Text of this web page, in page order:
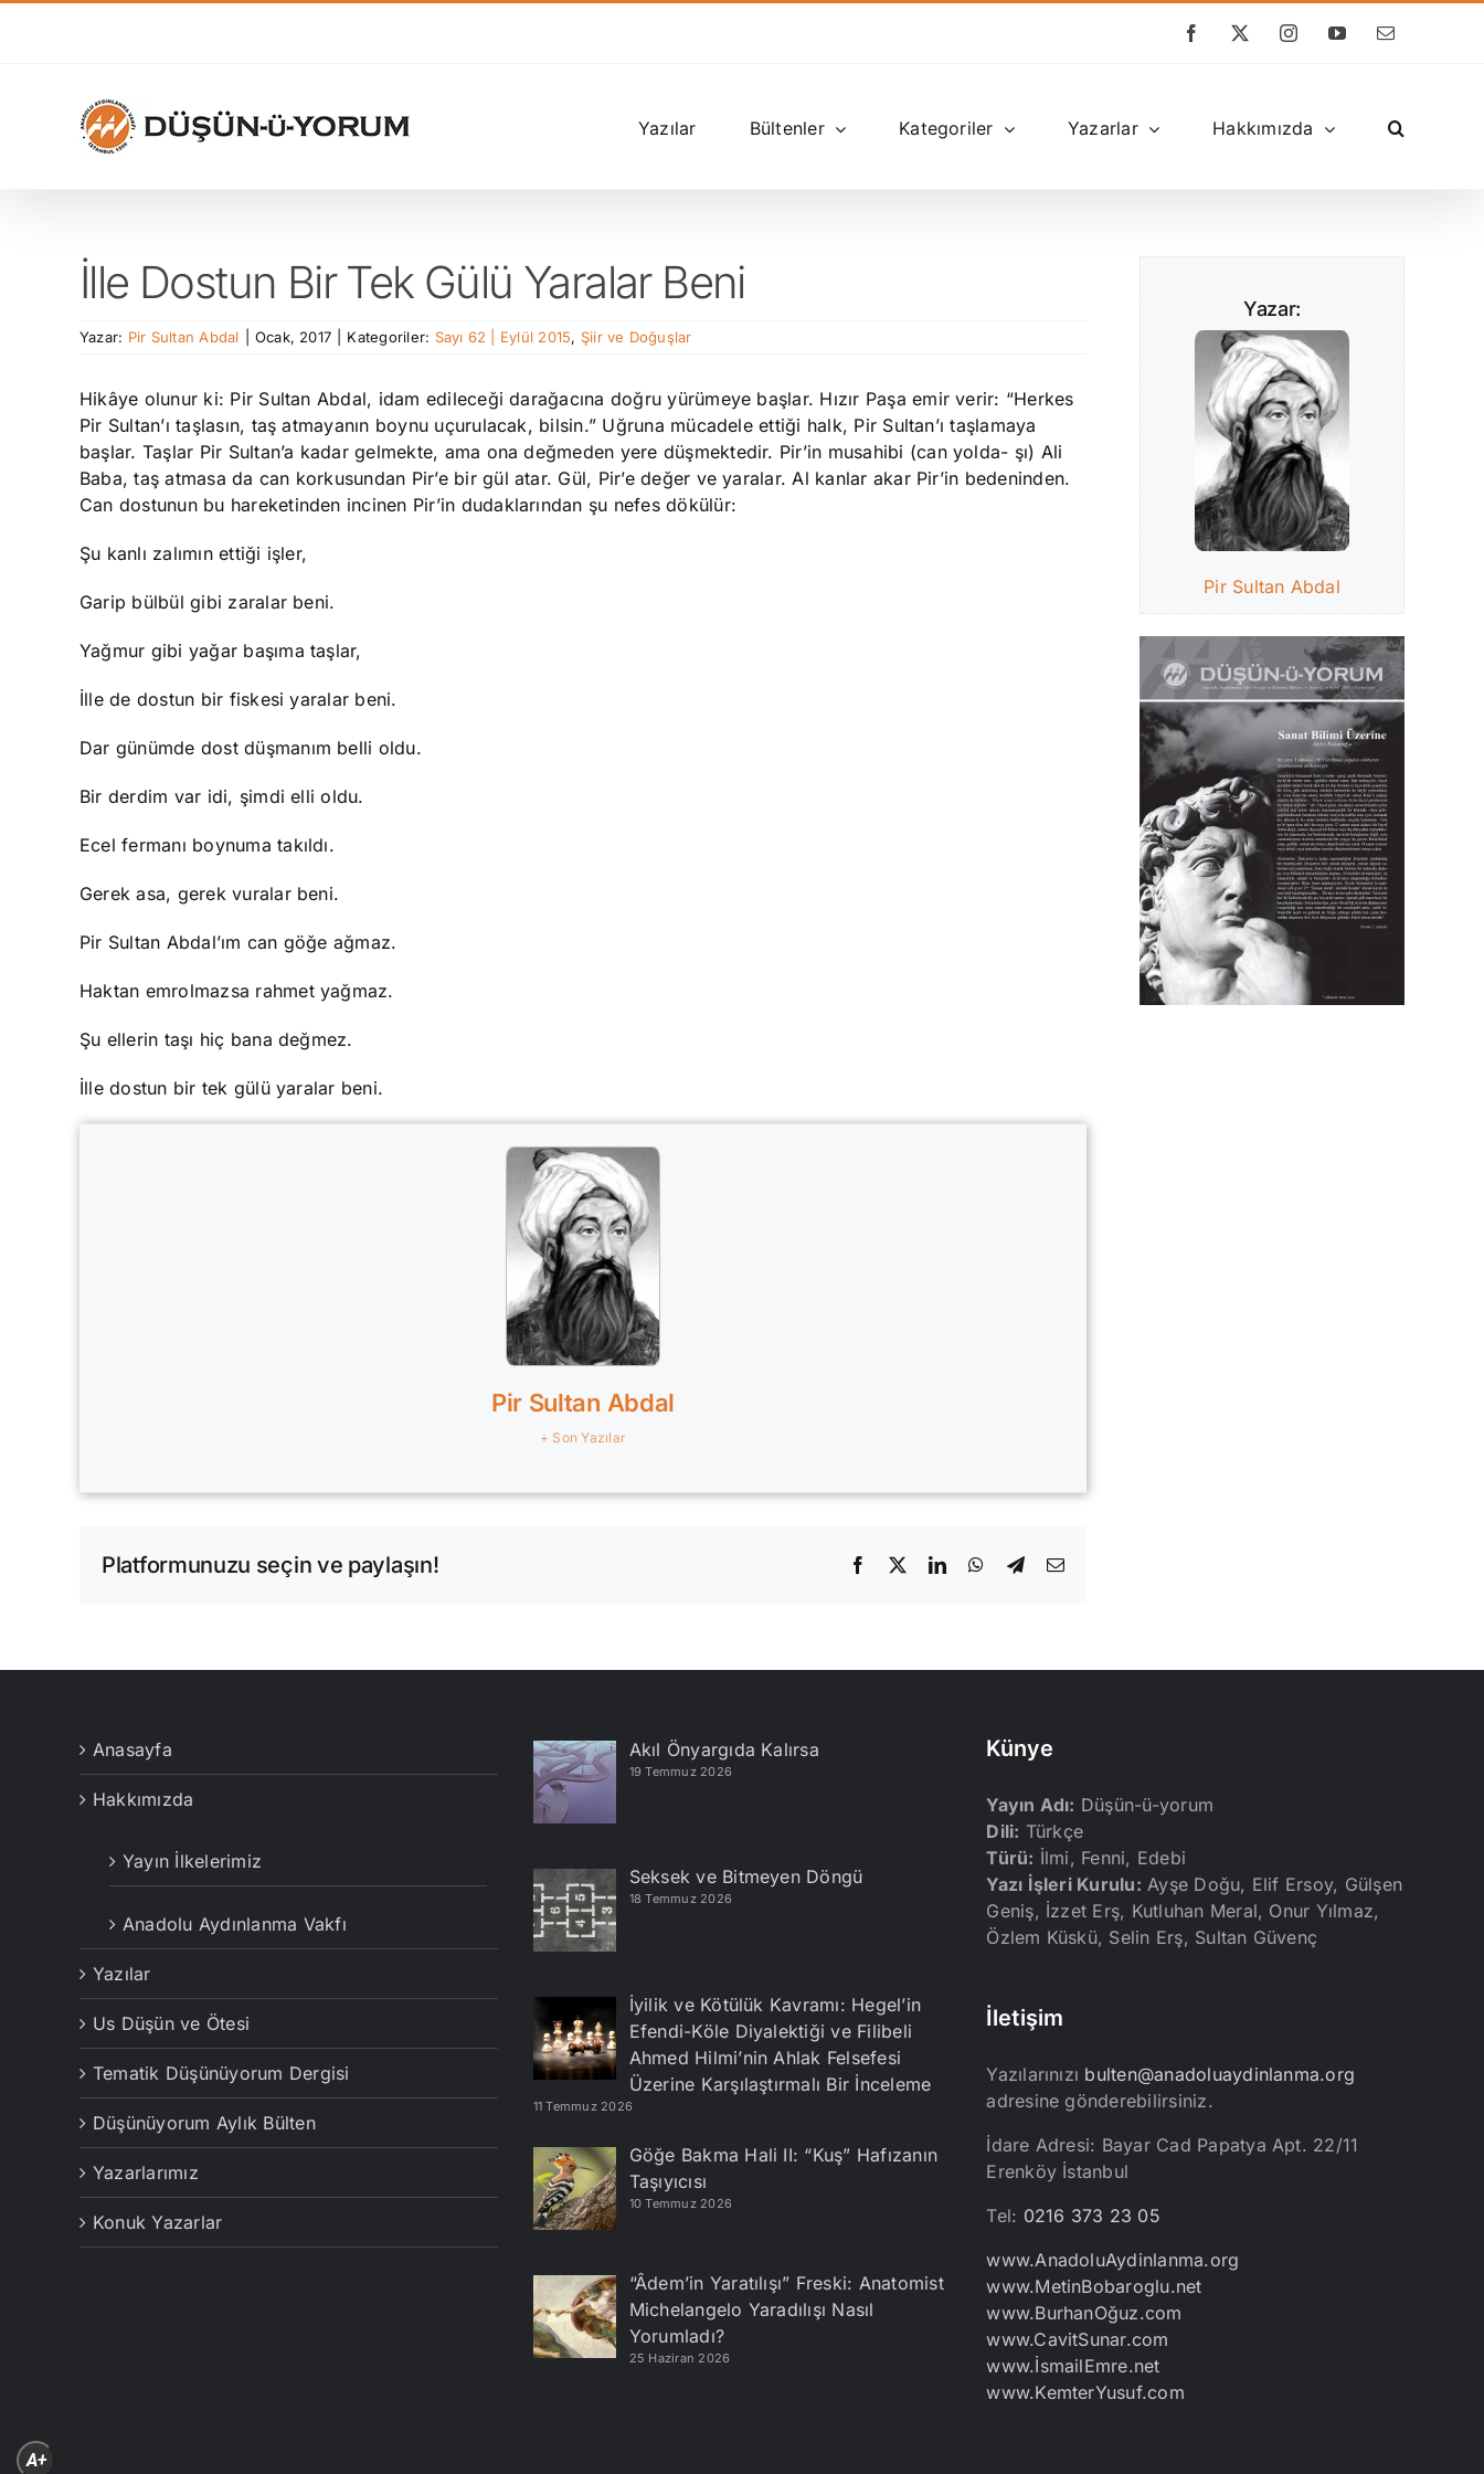
Facebook
X InstagramYouTube
E-
Yazılar Bültenler Kategoriler Yazarlar Hakkımızda
İlle Dostun Bir Tek Gülü Yaralar Beni
Yazar: Pir Sultan Abdal Ocak, 2017 Kategoriler: Sayı 62 | Eylül 2015, Şiir ve Doğuşlar
Hikâye olunur ki: Pir Sultan Abdal, idam edileceği darağacına doğru yürümeye başlar. Hızır Paşa emir verir: “Herkes
Pir Sultan’ı taşlasın, taş atmayanın boynu uçurulacak, bilsin.” Uğruna mücadele ettiği halk, Pir Sultan’ı taşlamaya
başlar. Taşlar Pir Sultan’a kadar gelmekte, ama ona değmeden yere düşmektedir. Pir’in musahibi (can yolda- şı) Ali
Baba, taş atmasa da can korkusundan Pir’e bir gül atar. Gül, Pir’e değer ve yaralar. Al kanlar akar Pir’in bedeninden.
Can dostunun bu hareketinden incinen Pir’in dudaklarından şu nefes dökülür:
Şu kanlı zalımın ettiği işler,
Garip bülbül gibi zaralar beni.
Yağmur gibi yağar başıma taşlar,
İlle de dostun bir fiskesi yaralar beni.
Dar günümde dost düşmanım belli oldu.
Bir derdim var idi, şimdi elli oldu.
Ecel fermanı boynuma takıldı.
Gerek asa, gerek vuralar beni.
Pir Sultan Abdal’ım can göğe ağmaz.
Haktan emrolmazsa rahmet yağmaz.
Şu ellerin taşı hiç bana değmez.
İlle dostun bir tek gülü yaralar beni.
Pir Sultan Abdal
+ Son Yazılar
Platformunuzu seçin ve paylaşın! Facebook LinkedInWhatsApp
Telegram
E-
Yazar:
Pir Sultan Abdal
Anasayfa
Hakkımızda
Yayın İlkelerimiz
Anadolu Aydınlanma Vakfı
Yazılar
Us Düşün ve Ötesi
Tematik Düşünüyorum Dergisi
Düşünüyorum Aylık Bülten
Yazarlarımız
Konuk Yazarlar
Akıl Önyargıda Kalırsa
19 Temmuz 2026
Seksek ve Bitmeyen Döngü
18 Temmuz 2026
İyilik ve Kötülük Kavramı: Hegel’in
Efendi-Köle Diyalektiği ve Filibeli
Ahmed Hilmi’nin Ahlak Felsefesi
Üzerine Karşılaştırmalı Bir İnceleme
11 Temmuz 2026
Göğe Bakma Hali II: “Kuş” Hafızanın
Taşıyıcısı
10 Temmuz 2026
“Âdem’in Yaratılışı” Freski: Anatomist
Michelangelo Yaradılışı Nasıl
Yorumladı?
25 Haziran 2026
Künye
Yayın Adı: Düşün-ü-yorum
Dili: Türkçe
Türü: İlmi, Fenni, Edebi
Yazı İşleri Kurulu: Ayşe Doğu, Elif Ersoy, Gülşen
Geniş, İzzet Erş, Kutluhan Meral, Onur Yılmaz,
Özlem Küskü, Selin Erş, Sultan Güvenç
İletişim
Yazılarınızı bulten@anadoluaydinlanma.org
adresine gönderebilirsiniz.
İdare Adresi: Bayar Cad Papatya Apt. 22/11
Erenköy İstanbul
Tel: 0216 373 23 05
www.AnadoluAydinlanma.org
www.MetinBobaroglu.net
www.BurhanOğuz.com
www.CavitSunar.com
www.İsmailEmre.net
www.KemterYusuf.com
A+